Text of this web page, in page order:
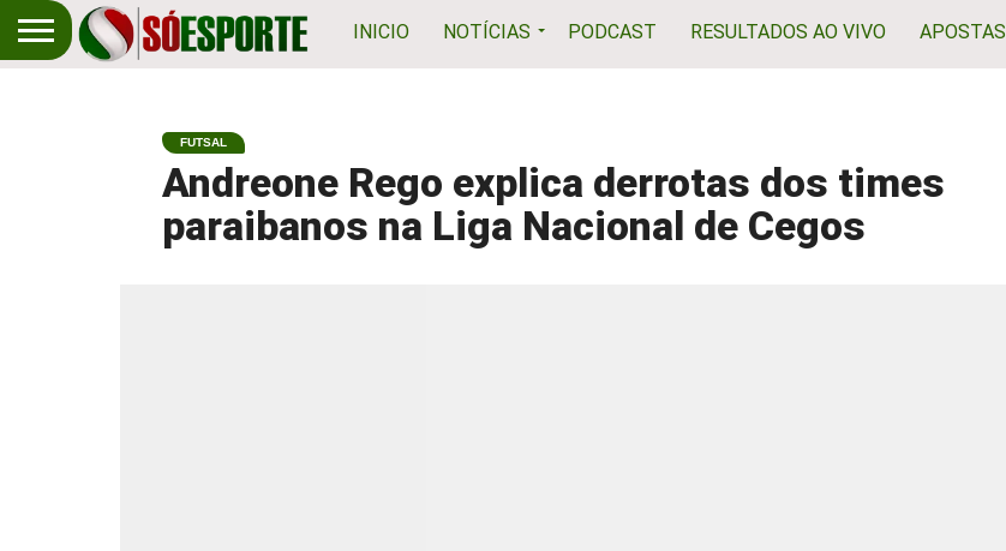
INICIO NOTÍCIAS PODCAST RESULTADOS AO VIVO APOSTAS
FUTSAL
Andreone Rego explica derrotas dos times
paraibanos na Liga Nacional de Cegos